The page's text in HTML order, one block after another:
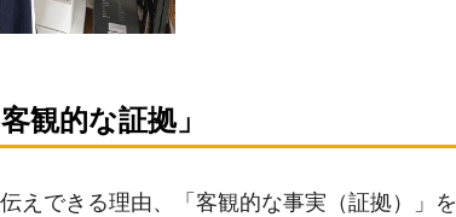
観的な証拠」
えできる理由、「客観的な事実（証拠）」を